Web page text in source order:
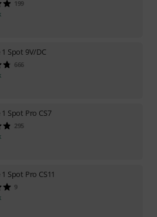
199
1 Spot 9V/DC
666
1 Spot Pro CS7
295
1 Spot Pro CS11
9